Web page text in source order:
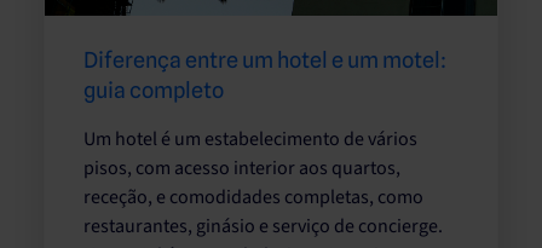
Diferença entre um hotel e um motel:
guia completo
Um hotel é um estabelecimento de vários
pisos, com acesso interior aos quartos,
receção, e comodidades completas, como
restaurantes, ginásio e serviço de concierge.